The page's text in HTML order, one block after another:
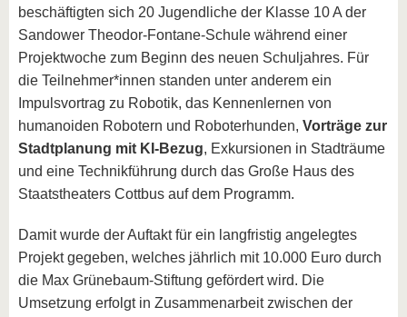
beschäftigten sich 20 Jugendliche der Klasse 10 A der
Sandower Theodor-Fontane-Schule während einer
Projektwoche zum Beginn des neuen Schuljahres. Für
die Teilnehmer*innen standen unter anderem ein
Impulsvortrag zu Robotik, das Kennenlernen von
humanoiden Robotern und Roboterhunden, Vorträge zur
Stadtplanung mit KI-Bezug, Exkursionen in Stadträume
und eine Technikführung durch das Große Haus des
Staatstheaters Cottbus auf dem Programm.
Damit wurde der Auftakt für ein langfristig angelegtes
Projekt gegeben, welches jährlich mit 10.000 Euro durch
die Max Grünebaum-Stiftung gefördert wird. Die
Umsetzung erfolgt in Zusammenarbeit zwischen der